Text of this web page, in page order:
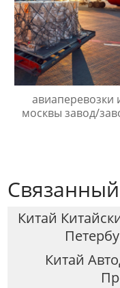
авиаперевозки
москвы завод/
Связанный
Китай
Китай